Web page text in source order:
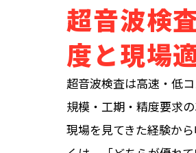
超音波検
度と現場
超音波検査は高速・低
規模・工期・精度要求
現場を見てきた経験か